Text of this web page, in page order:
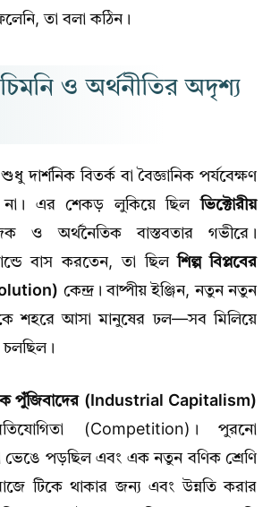
তা বলা কঠিন।
ও অর্থনীতির অদৃশ্য
দার্শনিক বিতর্ক বা বৈজ্ঞানিক পর্যবেক্ষণ
না। এর শেকড় লুকিয়ে ছিলভিক্টোরীয়
ও অর্থনৈতিক বাস্তবতার গভীরে।
বাস করতেন, তা ছিলশিল্প বিপ্লবের
কেন্দ্র। বাষ্পীয় ইঞ্জিন, নতুন নতুন
শহরে আসা মানুষের ঢল—সব মিলিয়ে
পুঁজিবাদের (Industrial Capitalism)
(Competition)। পুরনো
ভেঙে পড়ছিল এবং এক নতুন বণিক শ্রেণি
টিকে থাকার জন্য এবং উন্নতি করার